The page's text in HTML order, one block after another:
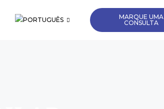
MARQUE UMA
CONSULTA